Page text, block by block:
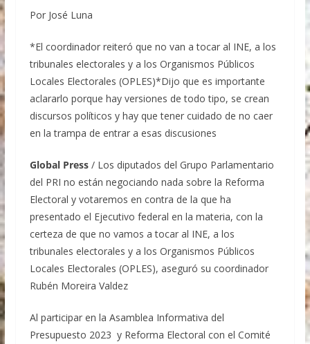
Por José Luna
*El coordinador reiteró que no van a tocar al INE, a los
tribunales electorales y a los Organismos Públicos
Locales Electorales (OPLES)*Dijo que es importante
aclararlo porque hay versiones de todo tipo, se crean
discursos políticos y hay que tener cuidado de no caer
en la trampa de entrar a esas discusiones
Global Press / Los diputados del Grupo Parlamentario
del PRI no están negociando nada sobre la Reforma
Electoral y votaremos en contra de la que ha
presentado el Ejecutivo federal en la materia, con la
certeza de que no vamos a tocar al INE, a los
tribunales electorales y a los Organismos Públicos
Locales Electorales (OPLES), aseguró su coordinador
Rubén Moreira Valdez
Al participar en la Asamblea Informativa del
Presupuesto 2023 y Reforma Electoral con el Comité